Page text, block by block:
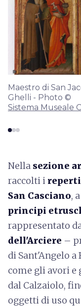
Maestro di San
Ghelli - Photo ©
Sistema Museale
Nella sezione
raccolti i
San Casciano,
principi
rappresentato
dell'Arciere –
di Sant'Angelo
come gli avori
dal Calzaiolo,
oggetti di uso